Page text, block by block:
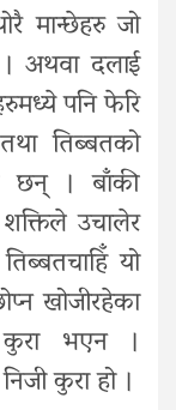
मान्छेहरु जो
अथवा दलाई
पनि फेरि
तिब्बतको
छन् । बाँकी
उचालेर
यो
खोजीरहेका
भएन ।
कुरा हो ।